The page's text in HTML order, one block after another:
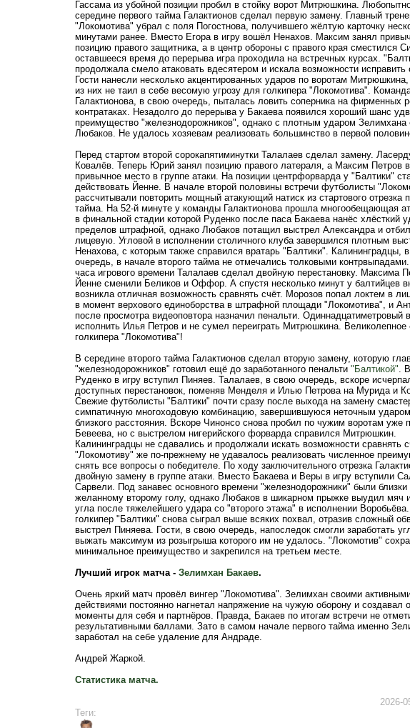
Гассама из убойной позиции пробил в стойку ворот Митрюшкина.
середине первого тайма Галактионов сделал первую замену. Главный
"Локомотива" убрал с поля Погостнова, получившего жёлтую карточку
минутами ранее. Вместо Егора в игру вошёл Ненахов. Максим занял
позицию правого защитника, а в центр обороны с правого края сместился
оставшееся время до перерыва игра проходила на встречных курсах.
продолжала смело атаковать вдесятером и искала возможности исправить
Гости нанесли несколько акцентированных ударов по воротам
из них не таил в себе весомую угрозу для голкипера "Локомотива".
Галактионова, в свою очередь, пыталась ловить соперника на фирменных
контратаках. Незадолго до перерыва у Бакаева появился хороший шанс
преимущество "железнодорожников", однако с плотным ударом Зелимхана
Любаков. Не удалось хозяевам реализовать большинство в первой
Перед стартом второй сорокапятиминутки Талалаев сделал замену.
Ковалёв. Теперь Юрий занял позицию правого латераля, а Максим Петров
привычное место в группе атаки. На позиции центрфорварда у "Балтики"
действовать Йенне. В начале второй половины встречи футболисты
рассчитывали повторить мощный атакующий натиск из стартового отрезка
тайма. На 52-й минуте у команды Галактионова прошла многообещающая
в финальной стадии которой Руденко после паса Бакаева нанёс хлёсткий
пределов штрафной, однако Любаков потащил выстрел Александра и
лицевую. Угловой в исполнении столичного клуба завершился плотным
Ненахова, с которым также справился вратарь "Балтики". Калининградцы,
очередь, в начале второго тайма не отмечались толковыми
часа игрового времени Талалаев сделал двойную перестановку. Максима
Йенне сменили Беликов и Оффор. А спустя несколько минут у балтийцев
возникла отличная возможность сравнять счёт. Морозов попал локтем в
в момент верхового единоборства в штрафной площади "Локомотива", и
после просмотра видеоповтора назначил пенальти. Одиннадцатиметровый
исполнить Илья Петров и не сумел переиграть Митрюшкина. Великолепное
голкипера "Локомотива"!
В середине второго тайма Галактионов сделал вторую замену, которую
"железнодорожников" готовил ещё до заработанного пенальти "Балтикой".
Руденко в игру вступил Пиняев. Талалаев, в свою очередь, вскоре
доступных перестановок, поменяв Менделя и Илью Петрова на Мурида и
Свежие футболисты "Балтики" почти сразу после выхода на замену
симпатичную многоходовую комбинацию, завершившуюся неточным
близкого расстояния. Вскоре Чинонсо снова пробил по чужим воротам уже
Бевеева, но с выстрелом нигерийского форварда справился Митрюшкин.
Калининградцы не сдавались и продолжали искать возможности сравнять
"Локомотиву" же по-прежнему не удавалось реализовать численное
снять все вопросы о победителе. По ходу заключительного отрезка
двойную замену в группе атаки. Вместо Бакаева и Веры в игру вступили
Сарвели. Под занавес основного времени "железнодорожники" были близки
желанному второму голу, однако Любаков в шикарном прыжке выудил мяч
угла после тяжелейшего удара со "второго этажа" в исполнении
голкипер "Балтики" снова сыграл выше всяких похвал, отразив сложный
выстрел Пиняева. Гости, в свою очередь, напоследок смогли заработать
выжать максимум из розыгрыша которого им не удалось. "Локомотив"
минимальное преимущество и закрепился на третьем месте.
Лучший игрок матча - Зелимхан Бакаев.
Очень яркий матч провёл вингер "Локомотива". Зелимхан своими
действиями постоянно нагнетал напряжение на чужую оборону и создавал
моменты для себя и партнёров. Правда, Бакаев по итогам встречи не
результативными баллами. Зато в самом начале первого тайма именно
заработал на себе удаление для Андраде.
Андрей Жаркой.
Статистика матча.
2026-
Теги: